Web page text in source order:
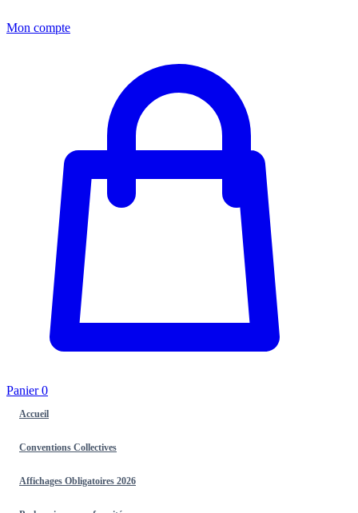
Mon compte
Panier0
Accueil
Conventions Collectives
Affichages Obligatoires 2026